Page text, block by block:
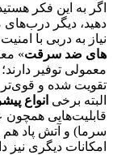
اگر به این فکر
دهید، دیگر درب‌های
نیاز به دربی با
های ضد سرقت»
معمولی توفیر
تقویت شده و قوی‌تر
البته برخی انواع
قابلیت‌هایی
سرما) و آتش پاد هم
امکانات دیگری نیز